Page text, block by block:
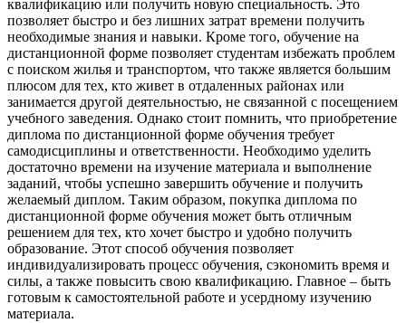
квалификацию или получить новую специальность. Это
позволяет быстро и без лишних затрат времени получить
необходимые знания и навыки. Кроме того, обучение на
дистанционной форме позволяет студентам избежать проблем
с поиском жилья и транспортом, что также является большим
плюсом для тех, кто живет в отдаленных районах или
занимается другой деятельностью, не связанной с посещением
учебного заведения. Однако стоит помнить, что приобретение
диплома по дистанционной форме обучения требует
самодисциплины и ответственности. Необходимо уделить
достаточно времени на изучение материала и выполнение
заданий, чтобы успешно завершить обучение и получить
желаемый диплом. Таким образом, покупка диплома по
дистанционной форме обучения может быть отличным
решением для тех, кто хочет быстро и удобно получить
образование. Этот способ обучения позволяет
индивидуализировать процесс обучения, сэкономить время и
силы, а также повысить свою квалификацию. Главное – быть
готовым к самостоятельной работе и усердному изучению
материала.